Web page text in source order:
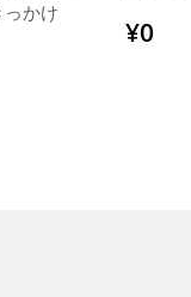
かけ
通
常
¥0